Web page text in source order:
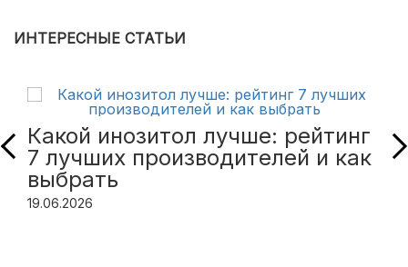
ИНТЕРЕСНЫЕ СТАТЬИ
Какой инозитол лучше: рейтинг
7 лучших производителей и как
выбрать
19.06.2026